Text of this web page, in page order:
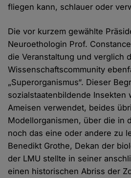
fliegen kann, schlauer oder
Die vor kurzem gewählte
Neuroethologin Prof.
die Veranstaltung und verglich
Wissenschaftscommunity
„Superorganismus“. Dieser
sozialstaatenbildende Insekten
Ameisen verwendet, beides
Modellorganismen, über die in
noch das eine oder andere zu
Benedikt Grothe, Dekan der
der LMU stellte in seiner
einen historischen Abriss der